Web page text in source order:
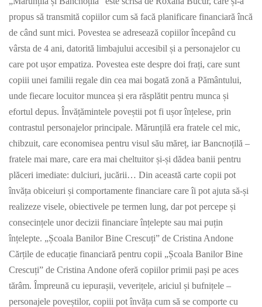
propus să transmită copiilor cum să facă planificare financiară încă
de când sunt mici. Povestea se adresează copiilor începând cu
vârsta de 4 ani, datorită limbajului accesibil și a personajelor cu
care pot ușor empatiza. Povestea este despre doi frați, care sunt
copiii unei familii regale din cea mai bogată zonă a Pământului,
unde fiecare locuitor muncea și era răsplătit pentru munca și
efortul depus. Învățămintele poveștii pot fi ușor înțelese, prin
contrastul personajelor principale. Mărunțilă era fratele cel mic,
chibzuit, care economisea pentru visul său măreț, iar Bancnoțilă –
fratele mai mare, care era mai cheltuitor și-și dădea banii pentru
plăceri imediate: dulciuri, jucării… Din această carte copii pot
învăța obiceiuri și comportamente financiare care îi pot ajuta să-și
realizeze visele, obiectivele pe termen lung, dar pot percepe și
consecințele unor decizii financiare înțelepte sau mai puțin
înțelepte. „Școala Banilor Bine Crescuți” de Cristina Andone
Cărțile de educație financiară pentru copii „Școala Banilor Bine
Crescuți” de Cristina Andone oferă copiilor primii pași pe aces
tărâm. Împreună cu iepurașii, veverițele, ariciul și bufnițele –
personajele poveștilor, copiii pot învăța cum să se comporte cu